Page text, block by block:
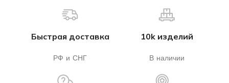
Быстрая доставка
РФ и СНГ
10k изделий
В наличии